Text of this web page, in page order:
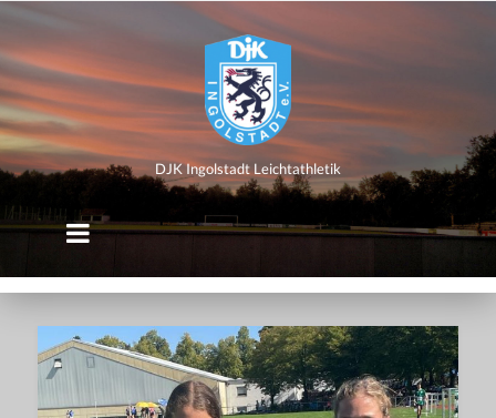
DJK
Ingolstadt
Leichtathletik
DJK Ingolstadt Leichtathletik